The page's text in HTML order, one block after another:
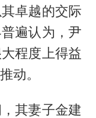
卓越的交际
遍认为，尹
程度上得益
动。
其妻子金建